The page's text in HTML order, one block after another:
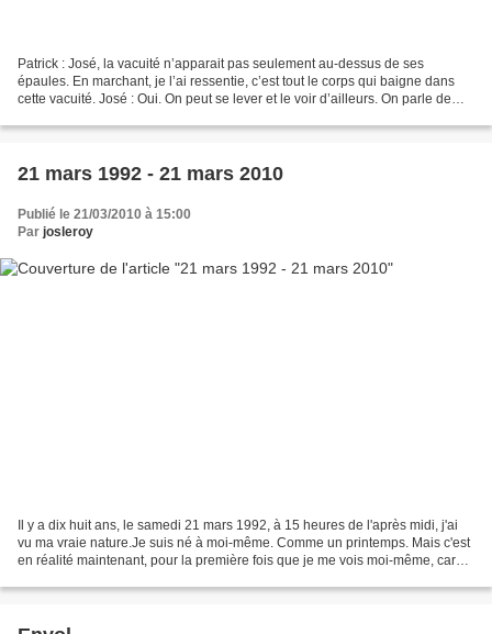
Patrick : José, la vacuité n’apparait pas seulement au-dessus de ses
épaules. En marchant, je l’ai ressentie, c’est tout le corps qui baigne dans
cette vacuité. José : Oui. On peut se lever et le voir d’ailleurs. On parle de
21 mars 1992 - 21 mars 2010
Publié le 21/03/2010 à 15:00
Par josleroy
Il y a dix huit ans, le samedi 21 mars 1992, à 15 heures de l'après midi, j'ai
vu ma vraie nature.Je suis né à moi-même. Comme un printemps. Mais c'est
en réalité maintenant, pour la première fois que je me vois moi-même, car